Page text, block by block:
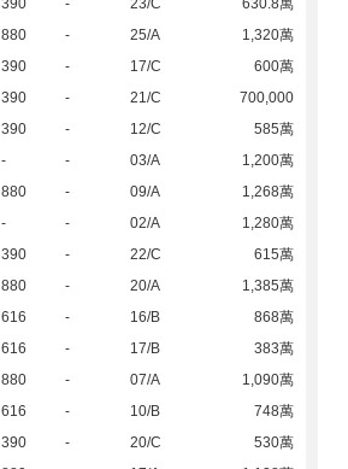
390 - 23/C
630.8萬
880 - 25/A
1,320萬
390 - 17/C
600萬
390 - 21/C
700,000
390 - 12/C
585萬
- - 03/A
1,200萬
880 - 09/A
1,268萬
- - 02/A
1,280萬
390 - 22/C
615萬
880 - 20/A
1,385萬
616 - 16/B
868萬
616 - 17/B
383萬
880 - 07/A
1,090萬
616 - 10/B
748萬
390 - 20/C
530萬